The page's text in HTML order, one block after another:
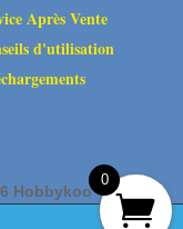
Après Vente
d'utilisation
Hobbykoo
0